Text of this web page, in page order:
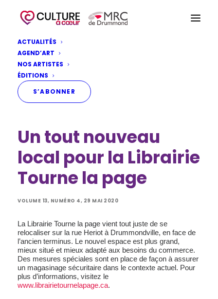
ACTUALITÉS
AGEND’ART
NOS ARTISTES
ÉDITIONS
S’ABONNER
Un tout nouveau
local pour la Librairie
Tourne la page
VOLUME 13, NUMÉRO 4, 29 MAI 2020
La Librairie Tourne la page vient tout juste de se
relocaliser sur la rue Heriot à Drummondville, en face de
l’ancien terminus. Le nouvel espace est plus grand,
mieux situé et mieux adapté aux besoins du commerce.
Des mesures spéciales sont en place de façon à assurer
un magasinage sécuritaire dans le contexte actuel. Pour
plus d’informations, visitez le
www.librairietournelapage.ca.